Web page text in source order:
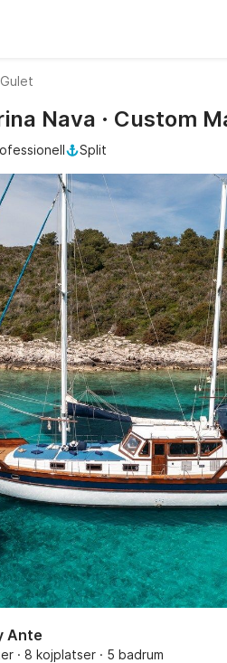
Gulet
Nava · Custom
Split
Ante
· 8 kojplatser · 5 badrum